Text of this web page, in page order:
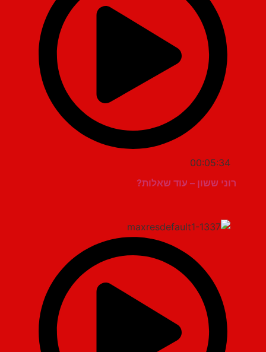
00:05:34
רוני ששון – עוד שאלות?